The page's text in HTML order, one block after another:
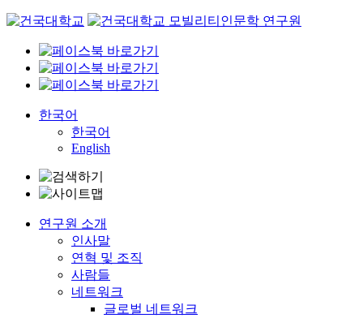
Skip
content
한국어
한국어
English
연구원 소개
인사말
연혁 및 조직
사람들
네트워크
글로벌 네트워크